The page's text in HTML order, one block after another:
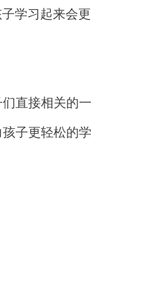
学习起来会更
直接相关的一
子更轻松的学